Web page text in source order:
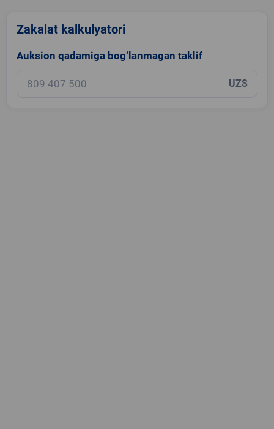
Zakalat kalkulyatori
Auksion qadamiga bog‘lanmagan taklif
UZS